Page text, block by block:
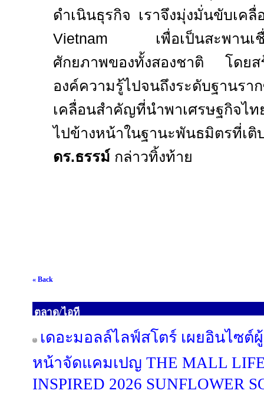
ดำเนินธุรกิจ เราจึงมุ่งมั่นขับเค
Vietnam เพื่อเป็นสะพาน
ศักยภาพของทั้งสองชาติ โดยส
องค์ความรู้ไปจนถึงระดับฐานรา
เคลื่อนสำคัญที่นำพาเศรษฐกิจไท
ไปข้างหน้าในฐานะพันธมิตรที่เติ
ดร.ธรรม์ กล่าวทิ้งท้าย
« Back
ตลาด/ไอที
เดอะมอลล์ไลฟ์สโตร์ เผยอินไซต์
หน้าจัดแคมเปญ THE MALL
INSPIRED 2026 SUNFLOWER